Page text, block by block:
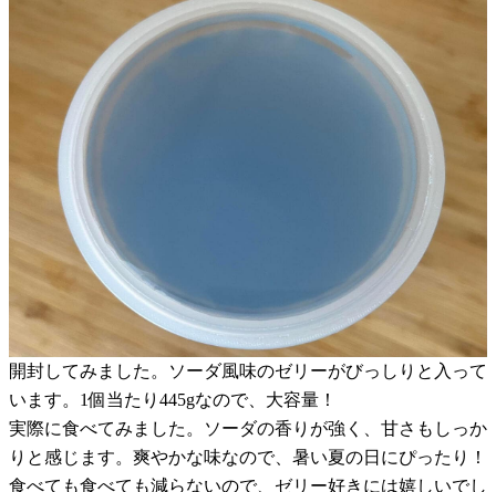
開封してみました。ソーダ風味のゼリーがびっしりと入って
います。1個当たり445gなので、大容量！
実際に食べてみました。ソーダの香りが強く、甘さもしっか
りと感じます。爽やかな味なので、暑い夏の日にぴったり！
食べても食べても減らないので、ゼリー好きには嬉しいでし